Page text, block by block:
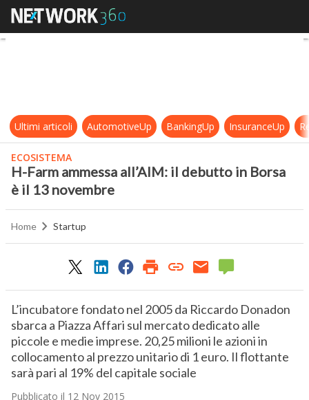
H-Farm ammessa all’AIM: il
Ultimi articoli AutomotiveUp BankingUp InsuranceUp
ECOSISTEMA
H-Farm ammessa all’AIM: il debutto in Borsa
è il 13 novembre
Home Startup
L’incubatore fondato nel 2005 da Riccardo Donadon
sbarca a Piazza Affari sul mercato dedicato alle
piccole e medie imprese. 20,25 milioni le azioni in
collocamento al prezzo unitario di 1 euro. Il flottante
sarà pari al 19% del capitale sociale
Pubblicato il 12 Nov 2015